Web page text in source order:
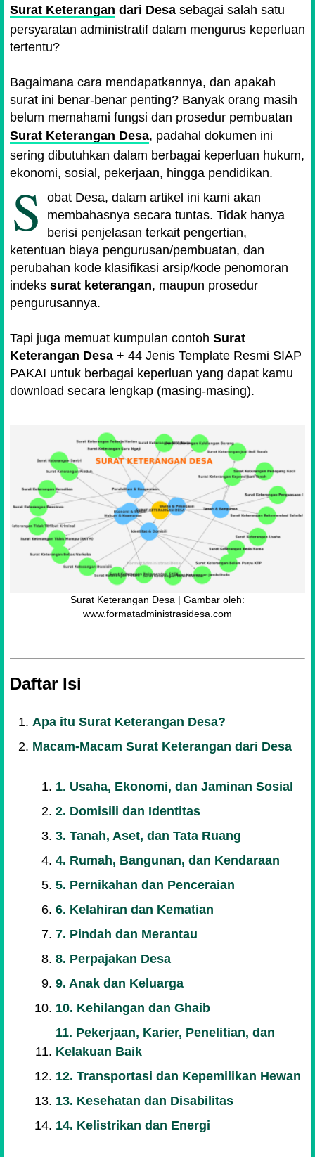
Surat Keterangan dari Desa sebagai salah satu
persyaratan administratif dalam mengurus keperluan
tertentu?
Bagaimana cara mendapatkannya, dan apakah
surat ini benar-benar penting? Banyak orang masih
belum memahami fungsi dan prosedur pembuatan
Surat Keterangan Desa, padahal dokumen ini
sering dibutuhkan dalam berbagai keperluan hukum,
ekonomi, sosial, pekerjaan, hingga pendidikan.
S
obat Desa, dalam artikel ini kami akan
membahasnya secara tuntas. Tidak hanya
berisi penjelasan terkait pengertian,
ketentuan biaya pengurusan/pembuatan, dan
perubahan kode klasifikasi arsip/kode penomoran
indeks surat keterangan, maupun prosedur
pengurusannya.
Tapi juga memuat kumpulan contoh Surat
Keterangan Desa + 44 Jenis Template Resmi SIAP
PAKAI untuk berbagai keperluan yang dapat kamu
download secara lengkap (masing-masing).
Surat Keterangan Desa | Gambar oleh:
www.formatadministrasidesa.com
Daftar Isi
Apa itu Surat Keterangan Desa?
Macam-Macam Surat Keterangan dari Desa
1. Usaha, Ekonomi, dan Jaminan Sosial
2. Domisili dan Identitas
3. Tanah, Aset, dan Tata Ruang
4. Rumah, Bangunan, dan Kendaraan
5. Pernikahan dan Penceraian
6. Kelahiran dan Kematian
7. Pindah dan Merantau
8. Perpajakan Desa
9. Anak dan Keluarga
10. Kehilangan dan Ghaib
11. Pekerjaan, Karier, Penelitian, dan
Kelakuan Baik
12. Transportasi dan Kepemilikan Hewan
13. Kesehatan dan Disabilitas
14. Kelistrikan dan Energi